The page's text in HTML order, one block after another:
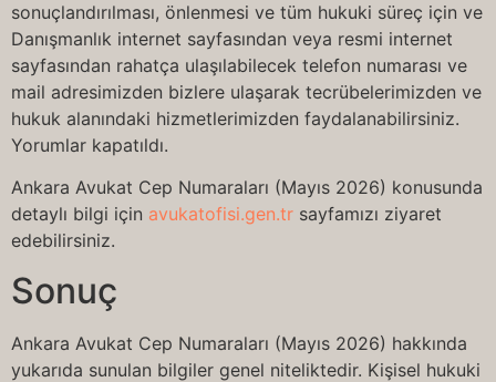
sonuçlandırılması, önlenmesi ve tüm hukuki süreç için ve
Danışmanlık internet sayfasından veya resmi internet
sayfasından rahatça ulaşılabilecek telefon numarası ve
mail adresimizden bizlere ulaşarak tecrübelerimizden ve
hukuk alanındaki hizmetlerimizden faydalanabilirsiniz.
Yorumlar kapatıldı.
Ankara Avukat Cep Numaraları (Mayıs 2026) konusunda
detaylı bilgi için avukatofisi.gen.tr sayfamızı ziyaret
edebilirsiniz.
Sonuç
Ankara Avukat Cep Numaraları (Mayıs 2026) hakkında
yukarıda sunulan bilgiler genel niteliktedir. Kişisel hukuki